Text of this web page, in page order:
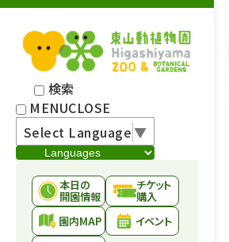
検索
MENUCLOSE
Select Language▼
本日の
開園情報
チケット
購入
園内MAP
イベント